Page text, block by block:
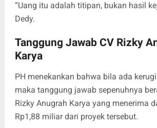
“Uang itu adalah titipan, bukan hasil
Dedy.
Tanggung Jawab CV Rizky
Karya
PH menekankan bahwa bila ada
maka tanggung jawab sepenuhnya
Rizky Anugrah Karya yang menerima
Rp1,88 miliar dari proyek tersebut.